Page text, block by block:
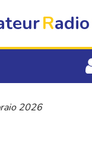
Radio
2026